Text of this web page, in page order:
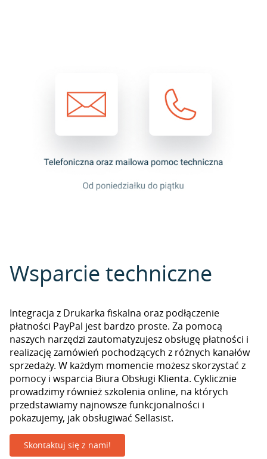
Wsparcie techniczne
Integracja z Drukarka fiskalna oraz podłączenie
płatności PayPal jest bardzo proste. Za pomocą
naszych narzędzi zautomatyzujesz obsługę płatności i
realizację zamówień pochodzących z różnych kanałów
sprzedaży. W każdym momencie możesz skorzystać z
pomocy i wsparcia Biura Obsługi Klienta. Cyklicznie
prowadzimy również szkolenia online, na których
przedstawiamy najnowsze funkcjonalności i
pokazujemy, jak obsługiwać Sellasist.
Skontaktuj się z nami!